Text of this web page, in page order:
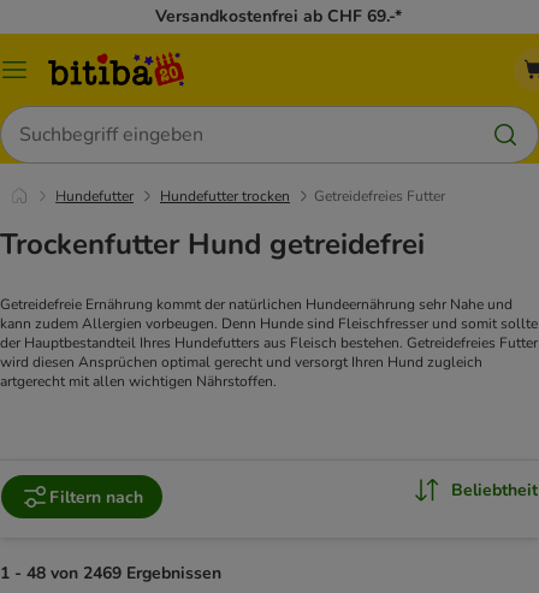
Versandkostenfrei ab CHF 69.-*
Menü
Suchen
Hundefutter Hundefutter trocken Getreidefreies Futter
Trockenfutter Hund getreidefrei
Getreidefreie Ernährung kommt der natürlichen Hundeernährung sehr Nahe und
kann zudem Allergien vorbeugen. Denn Hunde sind Fleischfresser und somit sollte
der Hauptbestandteil Ihres Hundefutters aus Fleisch bestehen. Getreidefreies Futter
wird diesen Ansprüchen optimal gerecht und versorgt Ihren Hund zugleich
artgerecht mit allen wichtigen Nährstoffen.
Filtern nach Beliebtheit
1 - 48 von 2469 Ergebnissen